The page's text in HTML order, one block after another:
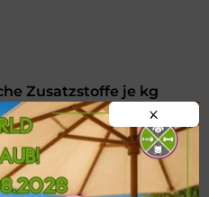
Zusatzstoffe je kg
5,44 g, Taurin
29,3 mg,
24,2 mg,
X